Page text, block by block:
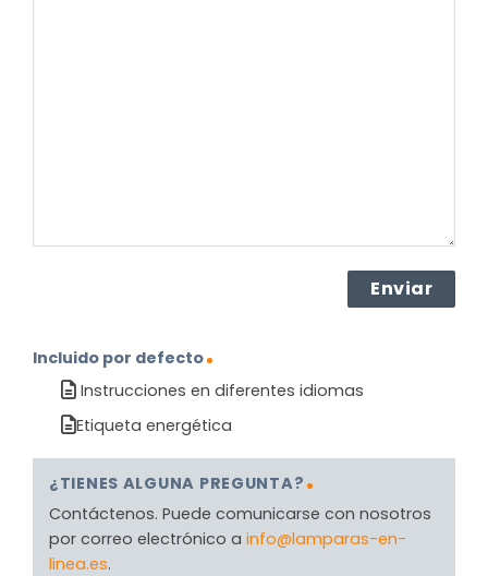
Incluido por defecto
Instrucciones en diferentes idiomas
Etiqueta energética
¿TIENES ALGUNA PREGUNTA?
Contáctenos. Puede comunicarse con nosotros
por correo electrónico a info@lamparas-en-
linea.es.